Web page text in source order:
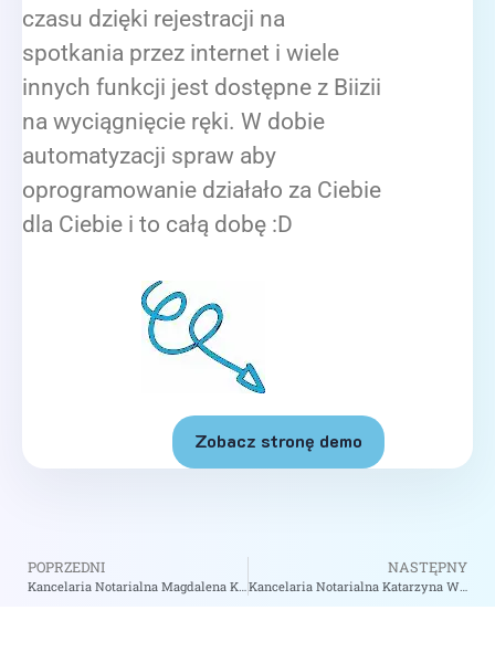
czasu dzięki rejestracji na
spotkania przez internet i wiele
innych funkcji jest dostępne z Biizii
na wyciągnięcie ręki. W dobie
automatyzacji spraw aby
oprogramowanie działało za Ciebie
dla Ciebie i to całą dobę :D
Zobacz stronę demo
POPRZEDNI NASTĘPNY
Kancelaria Notarialna Katarzyna Wieremiuk – Notariusz Olsztyn